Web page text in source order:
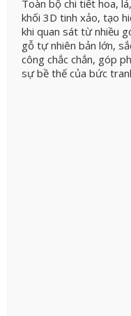
Toàn bộ chi tiết hoa,
khối 3D tinh xảo, tạo
khi quan sát từ nhiều
gỗ tự nhiên bản lớn,
công chắc chắn, góp
sự bề thế của bức